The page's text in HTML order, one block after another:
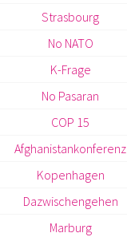
Strasbourg
No NATO
K-Frage
No Pasaran
COP 15
Afghanistankonferenz
Kopenhagen
Dazwischengehen
Marburg